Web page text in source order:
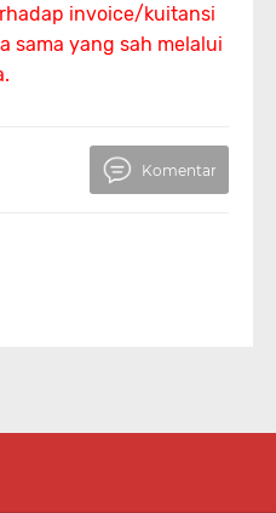
invoice/kuitansi
sama yang sah melalui
Komentar